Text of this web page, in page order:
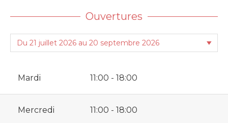
Ouvertures
Mardi 11:00 - 18:00
Mercredi 11:00 - 18:00